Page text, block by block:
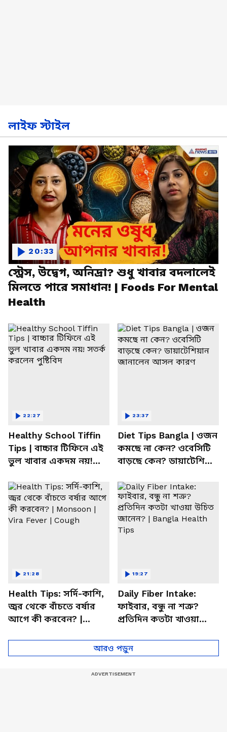
লাইফ স্টাইল
স্ট্রেস, উদ্বেগ, অনিদ্রা? শুধু খাবার বদলালেই
মিলতে পারে সমাধান! | Foods For Mental
Health
20:33
Healthy School Tiffin
Tips | বাচ্চার টিফিনে এই
ভুল খাবার একদম নয়!
22:27
Diet Tips Bangla | ওজন
কমছে না কেন? ওবেসিটি
বাড়ছে কেন? ডায়াটেশিয়ান
23:37
Health Tips: সর্দি-কাশি,
জ্বর থেকে বাঁচতে বর্ষার
আগে কী করবেন? |
21:28
Daily Fiber Intake:
ফাইবার, বন্ধু না শত্রু?
প্রতিদিন কতটা খাওয়া
Health Tips
19:27
আরও পড়ুন